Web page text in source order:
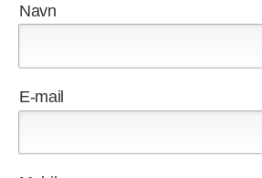
Navn
E-mail